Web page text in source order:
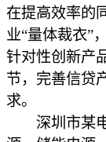
在提高效率的
业“量体裁衣”
针对性创新产
节，完善信贷
求。
深圳市某电